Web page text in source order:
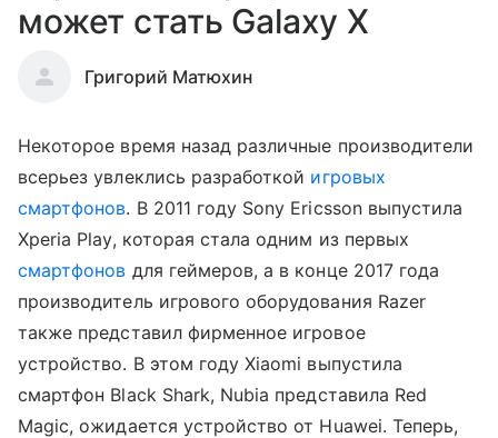
может стать Galaxy X
Григорий Матюхин
Некоторое время назад различные производители
всерьез увлеклись разработкой игровых
смартфонов. В 2011 году Sony Ericsson выпустила
Xperia Play, которая стала одним из первых
смартфонов для геймеров, а в конце 2017 года
производитель игрового оборудования Razer
также представил фирменное игровое
устройство. В этом году Xiaomi выпустила
смартфон Black Shark, Nubia представила Red
Magic, ожидается устройство от Huawei. Теперь,